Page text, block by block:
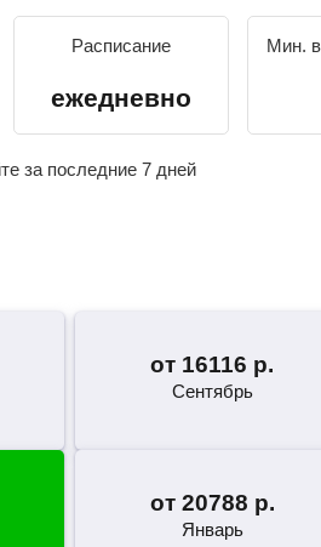
Расписание
ежедневно
Мин.
за последние 7 дней
от 16116 р.
Сентябрь
от 20788 р.
Январь